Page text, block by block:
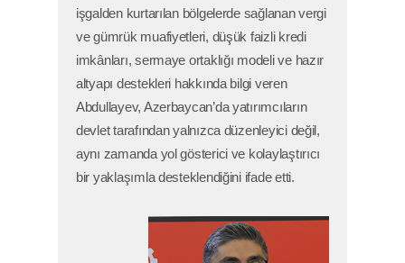
işgalden kurtarılan bölgelerde sağlanan vergi
ve gümrük muafiyetleri, düşük faizli kredi
imkânları, sermaye ortaklığı modeli ve hazır
altyapı destekleri hakkında bilgi veren
Abdullayev, Azerbaycan’da yatırımcıların
devlet tarafından yalnızca düzenleyici değil,
aynı zamanda yol gösterici ve kolaylaştırıcı
bir yaklaşımla desteklendiğini ifade etti.